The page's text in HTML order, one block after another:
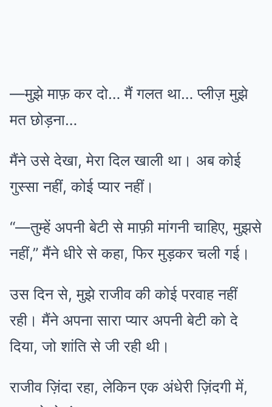
—मुझे माफ़ कर दो… मैं गलत था… प्लीज़ मुझे
मत छोड़ना…
मैंने उसे देखा, मेरा दिल खाली था। अब कोई
गुस्सा नहीं, कोई प्यार नहीं।
“—तुम्हें अपनी बेटी से माफ़ी मांगनी चाहिए, मुझसे
नहीं,” मैंने धीरे से कहा, फिर मुड़कर चली गई।
उस दिन से, मुझे राजीव की कोई परवाह नहीं
रही। मैंने अपना सारा प्यार अपनी बेटी को दे
दिया, जो शांति से जी रही थी।
राजीव ज़िंदा रहा, लेकिन एक अंधेरी ज़िंदगी में,